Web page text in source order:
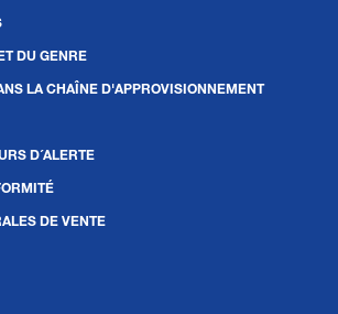
DU GENRE
LA CHAÎNE D'APPROVISIONNEMENT
D´ALERTE
DE VENTE